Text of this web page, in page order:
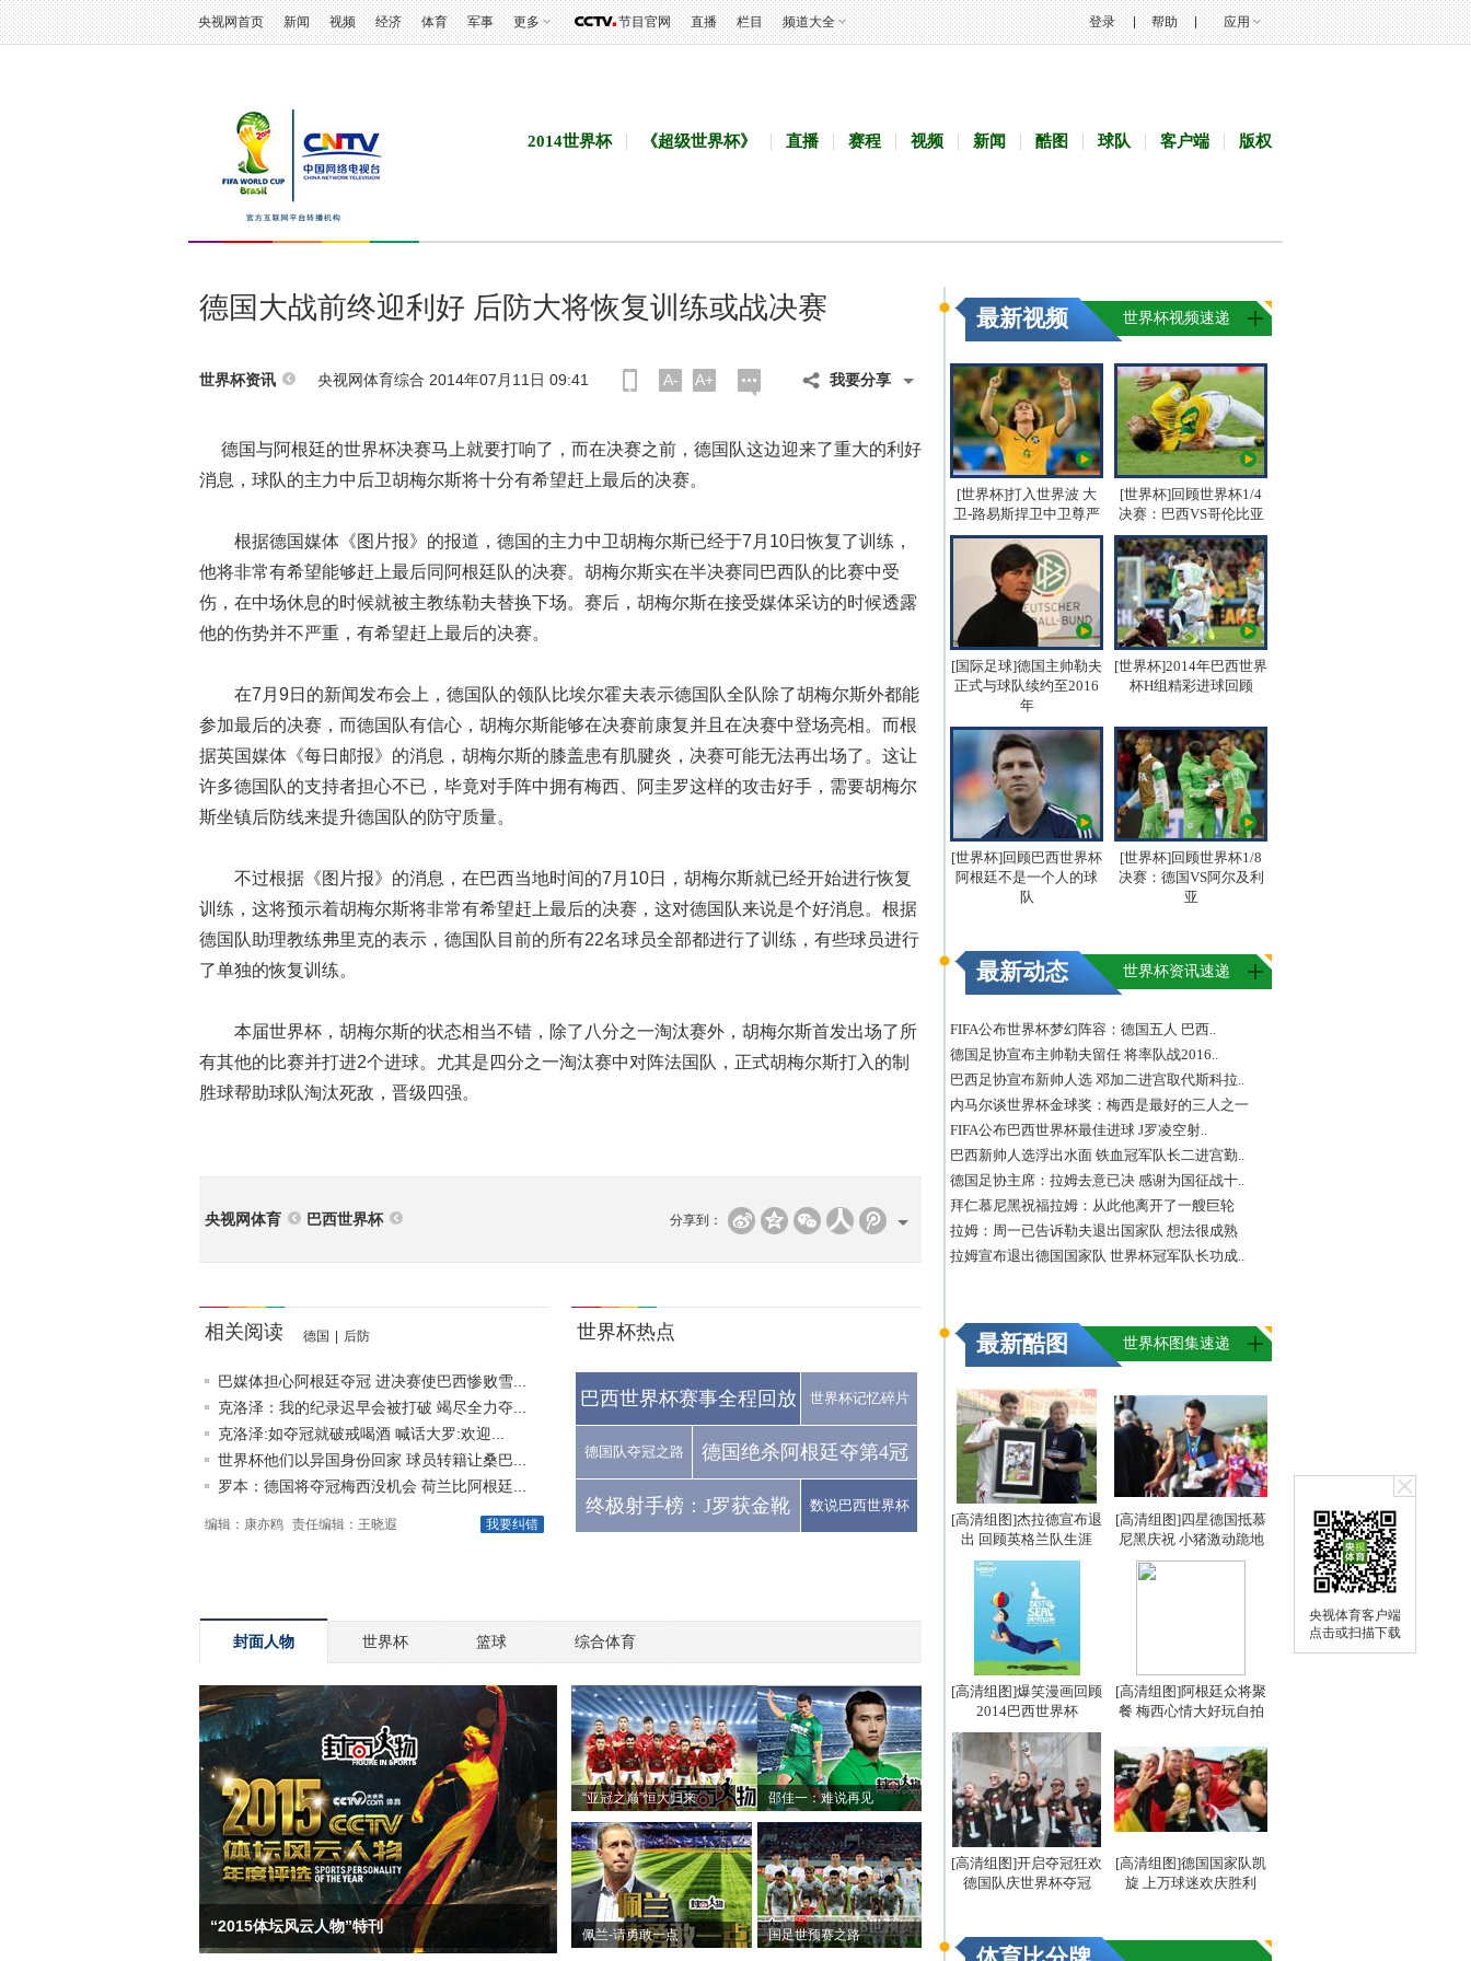
央视体育客户端
点击或扫描下载
央视网首页 新闻 视频 经济 体育 军事 更多 节目官网 直播 栏目 频道大全 帮助 应用
登录
2014世界杯 《超级世界杯》 直播 赛程 视频 新闻 酷图 球队 客户端 版权
德国大战前终迎利好 后防大将恢复训练或战决赛
世界杯资讯 央视网体育综合 2014年07月11日 09:41 A- A+ 我要分享
德国与阿根廷的世界杯决赛马上就要打响了，而在决赛之前，德国队这边迎来了重大的利好
消息，球队的主力中后卫胡梅尔斯将十分有希望赶上最后的决赛。
根据德国媒体《图片报》的报道，德国的主力中卫胡梅尔斯已经于7月10日恢复了训练，
他将非常有希望能够赶上最后同阿根廷队的决赛。胡梅尔斯实在半决赛同巴西队的比赛中受
伤，在中场休息的时候就被主教练勒夫替换下场。赛后，胡梅尔斯在接受媒体采访的时候透露
他的伤势并不严重，有希望赶上最后的决赛。
在7月9日的新闻发布会上，德国队的领队比埃尔霍夫表示德国队全队除了胡梅尔斯外都能
参加最后的决赛，而德国队有信心，胡梅尔斯能够在决赛前康复并且在决赛中登场亮相。而根
据英国媒体《每日邮报》的消息，胡梅尔斯的膝盖患有肌腱炎，决赛可能无法再出场了。这让
许多德国队的支持者担心不已，毕竟对手阵中拥有梅西、阿圭罗这样的攻击好手，需要胡梅尔
斯坐镇后防线来提升德国队的防守质量。
不过根据《图片报》的消息，在巴西当地时间的7月10日，胡梅尔斯就已经开始进行恢复
训练，这将预示着胡梅尔斯将非常有希望赶上最后的决赛，这对德国队来说是个好消息。根据
德国队助理教练弗里克的表示，德国队目前的所有22名球员全部都进行了训练，有些球员进行
了单独的恢复训练。
本届世界杯，胡梅尔斯的状态相当不错，除了八分之一淘汰赛外，胡梅尔斯首发出场了所
有其他的比赛并打进2个进球。尤其是四分之一淘汰赛中对阵法国队，正式胡梅尔斯打入的制
胜球帮助球队淘汰死敌，晋级四强。
央视网体育 巴西世界杯 分享到：
相关阅读 德国 后防
巴媒体担心阿根廷夺冠 进决赛使巴西惨败雪...
克洛泽：我的纪录迟早会被打破 竭尽全力夺...
克洛泽:如夺冠就破戒喝酒 喊话大罗:欢迎...
世界杯他们以异国身份回家 球员转籍让桑巴...
罗本：德国将夺冠梅西没机会 荷兰比阿根廷...
我要纠错
编辑：康亦鸥 责任编辑：王晓遐
世界杯热点
巴西世界杯赛事全程回放 世界杯记忆碎片
德国队夺冠之路 德国绝杀阿根廷夺第4冠
终极射手榜：J罗获金靴 数说巴西世界杯
封面人物 世界杯 篮球 综合体育
“2015体坛风云人物”特刊
“亚冠之巅”恒大归来 邵佳一：难说再见
佩兰-请勇敢一点 国足世预赛之路
最新视频 世界杯视频速递
[世界杯]打入世界波 大
卫-路易斯捍卫中卫尊严
[世界杯]回顾世界杯1/4
决赛：巴西VS哥伦比亚
[国际足球]德国主帅勒夫
正式与球队续约至2016
年
[世界杯]2014年巴西世界
杯H组精彩进球回顾
[世界杯]回顾巴西世界杯
阿根廷不是一个人的球
队
[世界杯]回顾世界杯1/8
决赛：德国VS阿尔及利
亚
最新动态 世界杯资讯速递
FIFA公布世界杯梦幻阵容：德国五人 巴西..
德国足协宣布主帅勒夫留任 将率队战2016..
巴西足协宣布新帅人选 邓加二进宫取代斯科拉..
内马尔谈世界杯金球奖：梅西是最好的三人之一
FIFA公布巴西世界杯最佳进球 J罗凌空射..
巴西新帅人选浮出水面 铁血冠军队长二进宫勤..
德国足协主席：拉姆去意已决 感谢为国征战十..
拜仁慕尼黑祝福拉姆：从此他离开了一艘巨轮
拉姆：周一已告诉勒夫退出国家队 想法很成熟
拉姆宣布退出德国国家队 世界杯冠军队长功成..
最新酷图 世界杯图集速递
[高清组图]杰拉德宣布退
出 回顾英格兰队生涯
[高清组图]四星德国抵慕
尼黑庆祝 小猪激动跪地
[高清组图]爆笑漫画回顾
2014巴西世界杯
[高清组图]阿根廷众将聚
餐 梅西心情大好玩自拍
[高清组图]开启夺冠狂欢
德国队庆世界杯夺冠
[高清组图]德国国家队凯
旋 上万球迷欢庆胜利